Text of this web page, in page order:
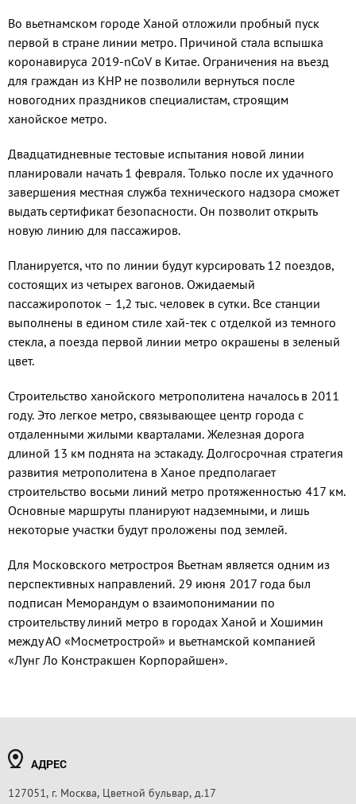
Во вьетнамском городе Ханой отложили пробный пуск
первой в стране линии метро. Причиной стала вспышка
коронавируса 2019-nCoV в Китае. Ограничения на въезд
для граждан из КНР не позволили вернуться после
новогодних праздников специалистам, строящим
ханойское метро.
Двадцатидневные тестовые испытания новой линии
планировали начать 1 февраля. Только после их удачного
завершения местная служба технического надзора сможет
выдать сертификат безопасности. Он позволит открыть
новую линию для пассажиров.
Планируется, что по линии будут курсировать 12 поездов,
состоящих из четырех вагонов. Ожидаемый
пассажиропоток – 1,2 тыс. человек в сутки. Все станции
выполнены в едином стиле хай-тек с отделкой из темного
стекла, а поезда первой линии метро окрашены в зеленый
цвет.
Строительство ханойского метрополитена началось в 2011
году. Это легкое метро, связывающее центр города с
отдаленными жилыми кварталами. Железная дорога
длиной 13 км поднята на эстакаду. Долгосрочная стратегия
развития метрополитена в Ханое предполагает
строительство восьми линий метро протяженностью 417 км.
Основные маршруты планируют надземными, и лишь
некоторые участки будут проложены под землей.
Для Московского метростроя Вьетнам является одним из
перспективных направлений. 29 июня 2017 года был
подписан Меморандум о взаимопонимании по
строительству линий метро в городах Ханой и Хошимин
между АО «Мосметрострой» и вьетнамской компанией
«Лунг Ло Констракшен Корпорайшен».
АДРЕС
127051, г. Москва, Цветной бульвар, д.17